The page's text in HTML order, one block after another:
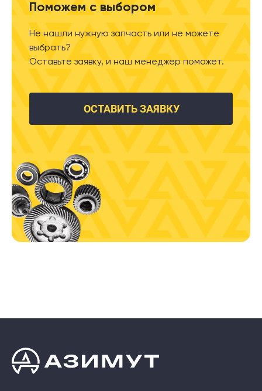
Поможем с выбором
Не нашли нужную запчасть или не можете
выбрать?
Оставьте заявку, и наш менеджер поможет.
ОСТАВИТЬ ЗАЯВКУ